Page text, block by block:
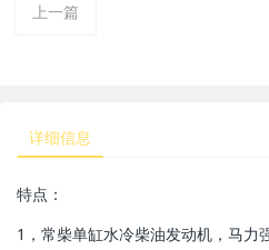
上一篇
详细信息
特点：
1，常柴单缸水冷柴油发动机，马力